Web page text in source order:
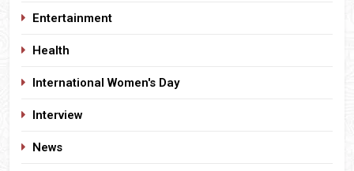
Entertainment
Health
International Women's Day
Interview
News